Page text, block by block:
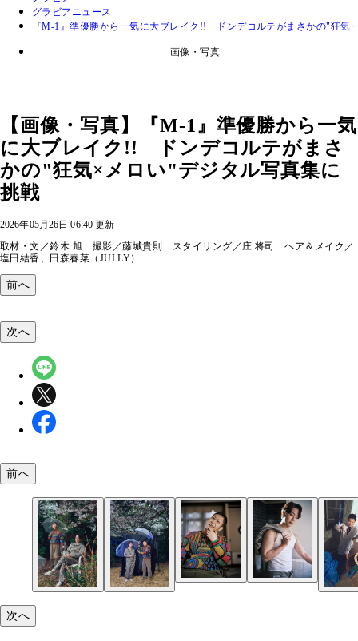
グラビアニュース
『M-1』準優勝から一気に大ブレイク!! ドンデコルテがまさかの"狂気
画像・写真
【画像・写真】『M-1』準優勝から一気
に大ブレイク!! ドンデコルテがまさ
かの"狂気×メロい"デジタル写真集に
挑戦
2026年05月26日 06:40 更新
取材・文／鈴木 旭 撮影／藤城貴則 スタイリング／庄 将司 ヘア＆メイク／
塩田結香、田森春菜（JULLY）
前へ
次へ
前へ
次へ